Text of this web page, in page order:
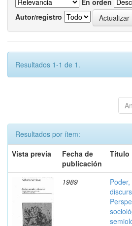
En orden
Autor/registro
Resultados 1-1 de 1.
Resultados por ítem:
Vista previa
Fecha de
publicación
Título
1989